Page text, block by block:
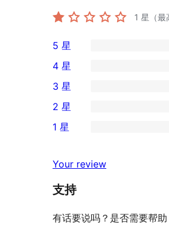
1 星（最
0
条
5
星
评
5 星
条
4
星
价
4 星
0
条
3
评
价
3 星
条
星
评
2 星
1
星
1 星
Your review
支持
有话要说吗？是否需要帮助